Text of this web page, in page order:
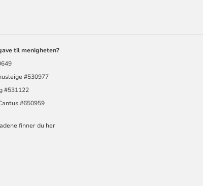
til menigheten?
#530977
#531122
#650959
finner du her